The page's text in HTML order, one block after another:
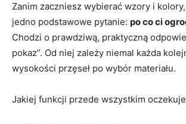
Zanim zaczniesz wybierać wzory i
jedno podstawowe pytanie: po co ci
Chodzi o prawdziwą, praktyczną
pokaz”. Od niej zależy niemal każda
wysokości przęseł po wybór materiału.
Jakiej funkcji przede wszystkim